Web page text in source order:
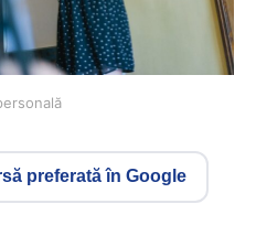
preferată în Google